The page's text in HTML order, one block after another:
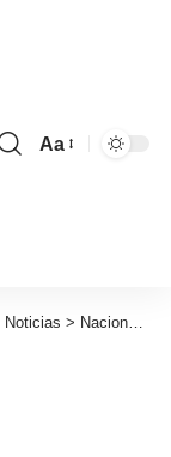
Aa
Noticias > Nacionales